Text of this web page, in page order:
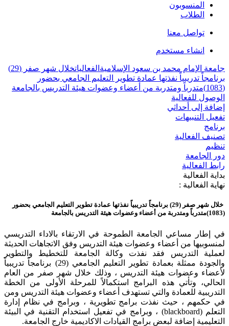
المنسوبون
الطلاب
تواصل معنا
انشاء مستخدم
جامعة الإمام محمد بن سعود الإسلامية الفعاليات
خلال شهر صفر (29)
برنامجاً تدريبياً نفذتها عمادة تطوير التعليم الجامعي بحضور
(1083)متدرباً ومتدربة من أعضاء وعضوات هيئة التدريس بالجامعة
الوصول للفعالية
إضافة إلى أحداثي
تفعيل التنبيهات
برنامج
تصنيف الفعالية
تنظيم
دور الجامعة
رابط الفعالية
بداية الفعالية
نهاية الفعالية :
خلال شهر صفر (29) برنامجاً تدريبياً نفذتها عمادة تطوير التعليم الجامعي بحضور
(1083)متدرباً ومتدربة من أعضاء وعضوات هيئة التدريس بالجامعة
في إطار مساعي الجامعة الطموحة في الارتقاء بالاداء التدريسي
لمنسوبيها من أعضاء وعضوات هيئة التدريس وفق الاتجاهات الحديثة
لعملية التدريس فقد نفذت وكالة الجامعة للتخطيط والتطوير
والجودة ممثلة بعمادة تطوير التعليم الجامعي (29) برنامجاً تدريبياً
لأعضاء وعضوات هيئة التدريس ، وذلك خلال شهر صفر من العام
الحالي، وتأتي هذه البرامج استكمالاً للمرحلة الأولى من الخطة
التدريبية للعمادة والتي تستهدف أعضاء وعضوات هيئة التدريس ومن
في حكمهم ، حيث نفذت برامج تطويرية ، وبرامج في نظام إدارة
التعلم (blackboard) ، وبرامج في تفعيل استخدام التقنية في البيئة
التعليمية إضافة لبعض برامج القيادات الاكاديمية خارج الجامعة.